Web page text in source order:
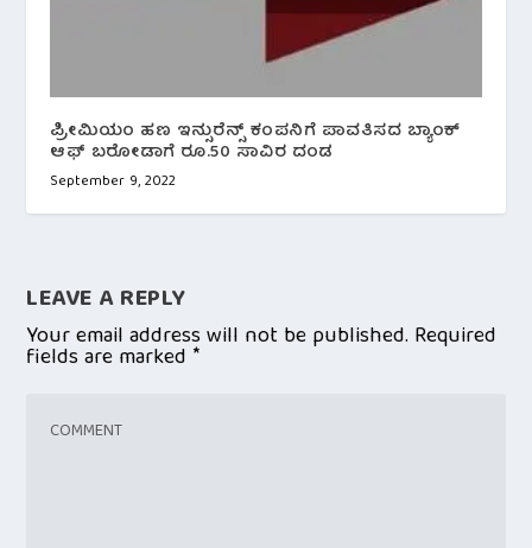
ಪ್ರೀಮಿಯಂ ಹಣ ಇನ್ಸುರೆನ್ಸ್ ಕಂಪನಿಗೆ ಪಾವತಿಸದ ಬ್ಯಾಂಕ್
ಆಫ್ ಬರೋಡಾಗೆ ರೂ.50 ಸಾವಿರ ದಂಡ
September 9, 2022
LEAVE A REPLY
Your email address will not be published. Required
fields are marked*